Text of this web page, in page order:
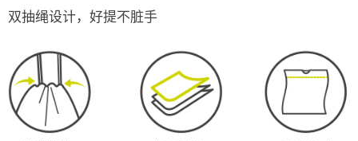
双抽绳设计，好提不脏手